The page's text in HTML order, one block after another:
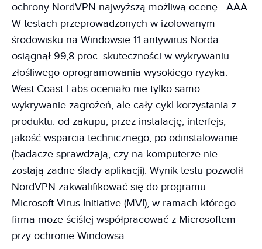
ochrony NordVPN najwyższą możliwą ocenę - AAA.
W testach przeprowadzonych w izolowanym
środowisku na Windowsie 11 antywirus Norda
osiągnął 99,8 proc. skuteczności w wykrywaniu
złośliwego oprogramowania wysokiego ryzyka.
West Coast Labs oceniało nie tylko samo
wykrywanie zagrożeń, ale cały cykl korzystania z
produktu: od zakupu, przez instalację, interfejs,
jakość wsparcia technicznego, po odinstalowanie
(badacze sprawdzają, czy na komputerze nie
zostają żadne ślady aplikacji). Wynik testu pozwolił
NordVPN zakwalifikować się do programu
Microsoft Virus Initiative (MVI), w ramach którego
firma może ściślej współpracować z Microsoftem
przy ochronie Windowsa.